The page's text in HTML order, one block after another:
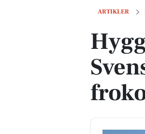
ARTIKLER
Hyggeligt